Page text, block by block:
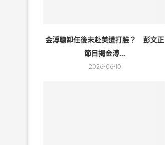
金溥聰卸任後未赴美遭打臉？ 彭文正
節目揭金溥...
2026-06-10